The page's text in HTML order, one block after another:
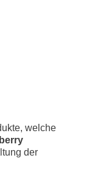
welche
der